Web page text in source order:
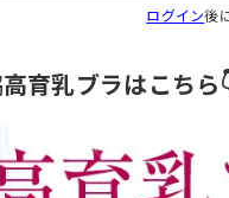
ログイン後
育乳ブラはこちら